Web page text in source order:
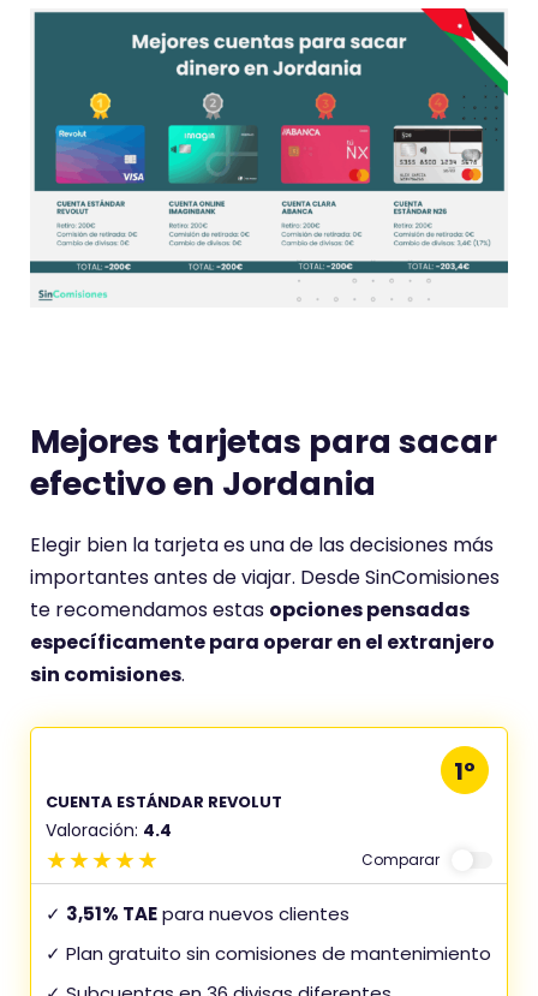
Mejores tarjetas para sacar
efectivo en Jordania
Elegir bien la tarjeta es una de las decisiones más
importantes antes de viajar. Desde SinComisiones
te recomendamos estas opciones pensadas
específicamente para operar en el extranjero
sin comisiones.
CUENTA ESTÁNDAR REVOLUT
Valoración: 4.4
1º
Comparar
✓ 3,51% TAEpara nuevos clientes
✓ Plan gratuito sin comisiones de mantenimiento